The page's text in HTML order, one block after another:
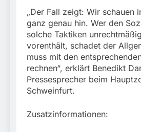
„Der Fall zeigt: Wir schauen
ganz genau hin. Wer den
solche Taktiken
vorenthält, schadet der
muss mit den
rechnen“, erklärt Benedikt
Pressesprecher beim
Schweinfurt.
Zusatzinformationen: